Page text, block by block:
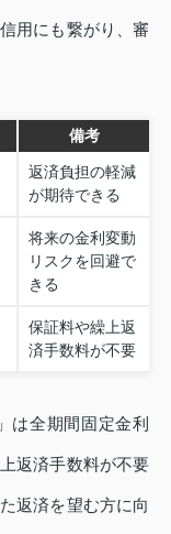
用にも繋がり、審
備考
返済負担の軽減
が期待できる
将来の金利変動
リスクを回避で
きる
保証料や繰上返
済手数料が不要
は全期間固定金利
返済手数料が不要
返済を望む方に向